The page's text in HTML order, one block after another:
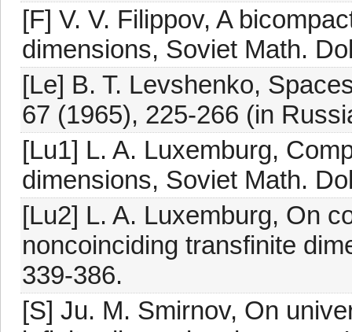
[F] V. V. Filippov, A
dimensions, Soviet Math.
[Le] B. T. Levshenko,
67 (1965), 225-266 (in
[Lu1] L. A. Luxemburg,
dimensions, Soviet Math.
[Lu2] L. A. Luxemburg, On
noncoinciding transfinite
339-386.
[S] Ju. M. Smirnov, On